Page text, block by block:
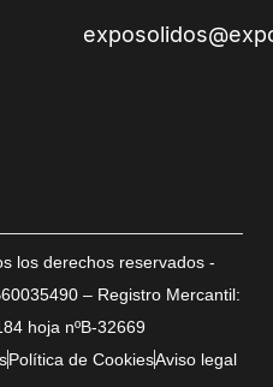
los derechos reservados -
– Registro Mercantil:
hoja nºB-32669
Política de CookiesAviso legal